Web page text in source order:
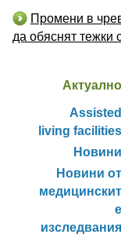
Промени в
да обяснят тежки
Актуално
Assisted
living facilities
Новини
Новини от
медицинскит
е
изследвания